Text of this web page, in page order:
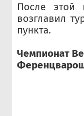
После этой
возглавил
пункта.
Чемпионат
Ференцварош